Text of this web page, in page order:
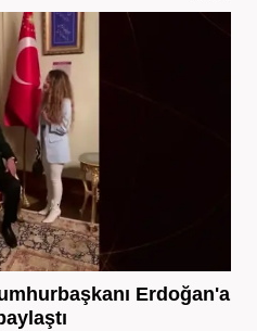
Erdoğan'a